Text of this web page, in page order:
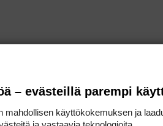
niukasti hopealle.
Kauden
– evästeillä parempi
mahdollisen käyttökokemuksen ja
ja vastaavia teknologioita.